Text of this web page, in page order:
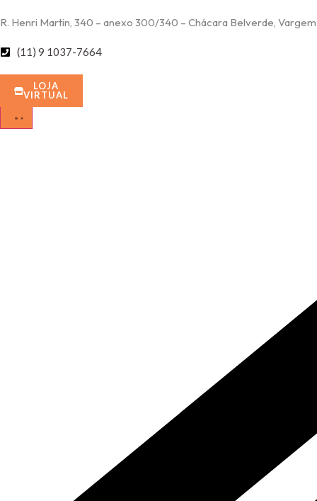
R. Henri Martin, 340 – anexo 300/340 – Chácara Belverde,
(11) 9 1037-7664
LOJA
VIRTUAL